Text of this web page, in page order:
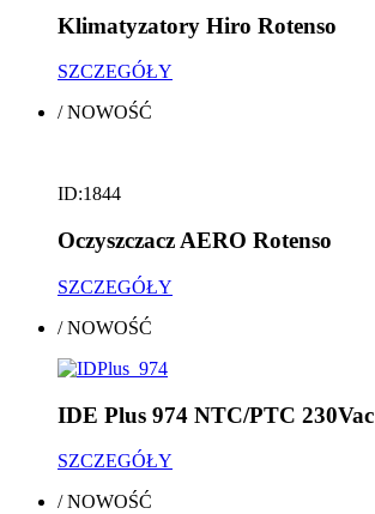
Klimatyzatory Hiro Rotenso
SZCZEGÓŁY
/NOWOŚĆ
ID:1844
Oczyszczacz AERO Rotenso
SZCZEGÓŁY
/NOWOŚĆ
IDE Plus 974 NTC/PTC 230Vac
SZCZEGÓŁY
/NOWOŚĆ